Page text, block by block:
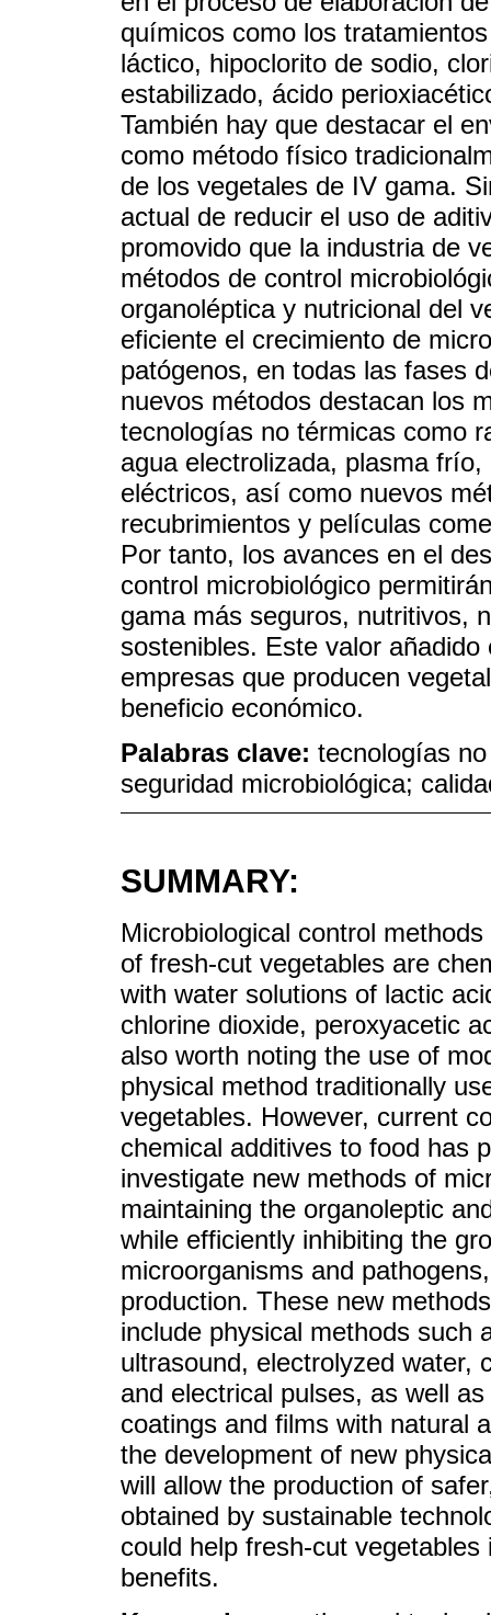
químicos como los
láctico, hipoclorito de sodio,
estabilizado, ácido
También hay que destacar el
como método físico
de los vegetales de IV gama.
actual de reducir el uso de
promovido que la industria de
métodos de control
organoléptica y nutricional del
eficiente el crecimiento de
patógenos, en todas las fases
nuevos métodos destacan los
tecnologías no térmicas como
agua electrolizada, plasma
eléctricos, así como nuevos
recubrimientos y películas
Por tanto, los avances en el
control microbiológico
gama más seguros, nutritivos,
sostenibles. Este valor
empresas que producen
beneficio económico.
Palabras clave: tecnologías
seguridad microbiológica;
SUMMARY:
Microbiological control
of fresh-cut vegetables are
with water solutions of lactic
chlorine dioxide, peroxyacetic
also worth noting the use of
physical method traditionally
vegetables. However, current
chemical additives to food has
investigate new methods of
maintaining the organoleptic
while efficiently inhibiting the
microorganisms and
production. These new
include physical methods such
ultrasound, electrolyzed water,
and electrical pulses, as well
coatings and films with natural
the development of new
will allow the production of
obtained by sustainable
could help fresh-cut
benefits.